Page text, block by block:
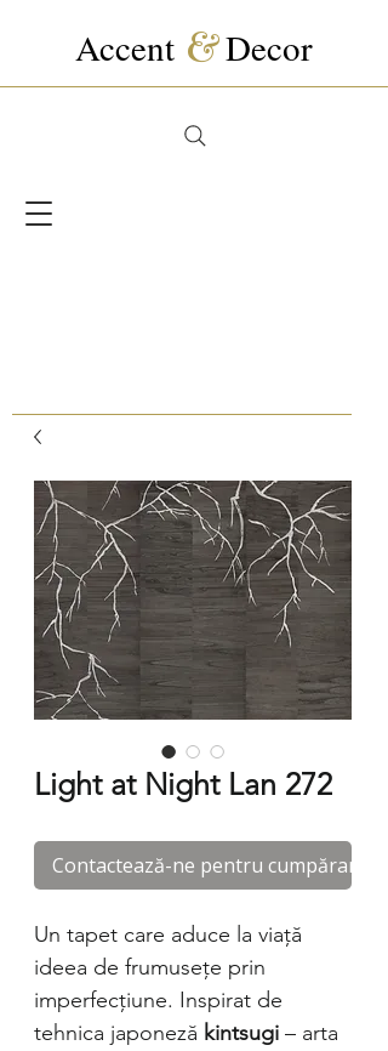
Accent &Decor
Light at Night Lan 272
Contactează-ne pentru cumpărare
Un tapet care aduce la viață
ideea de frumusețe prin
imperfecțiune. Inspirat de
tehnica japoneză kintsugi – arta